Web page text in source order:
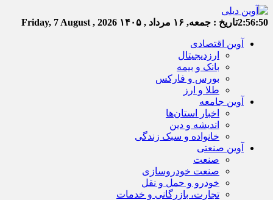
2:56:51تاریخ : جمعه, ۱۶ مرداد , ۱۴۰۵ Friday, 7 August , 2026
آوین اقتصادی
ارزدیجیتال
بانک و بیمه
بورس و فارکس
طلا و ارز
آوین جامعه
اخبار استان‌ها
اندیشه و دین
خانواده و سبک زندگی
آوین صنعتی
صنعت
صنعت خودروسازی
خودرو و حمل و نقل
تجارت، بازرگانی و خدمات